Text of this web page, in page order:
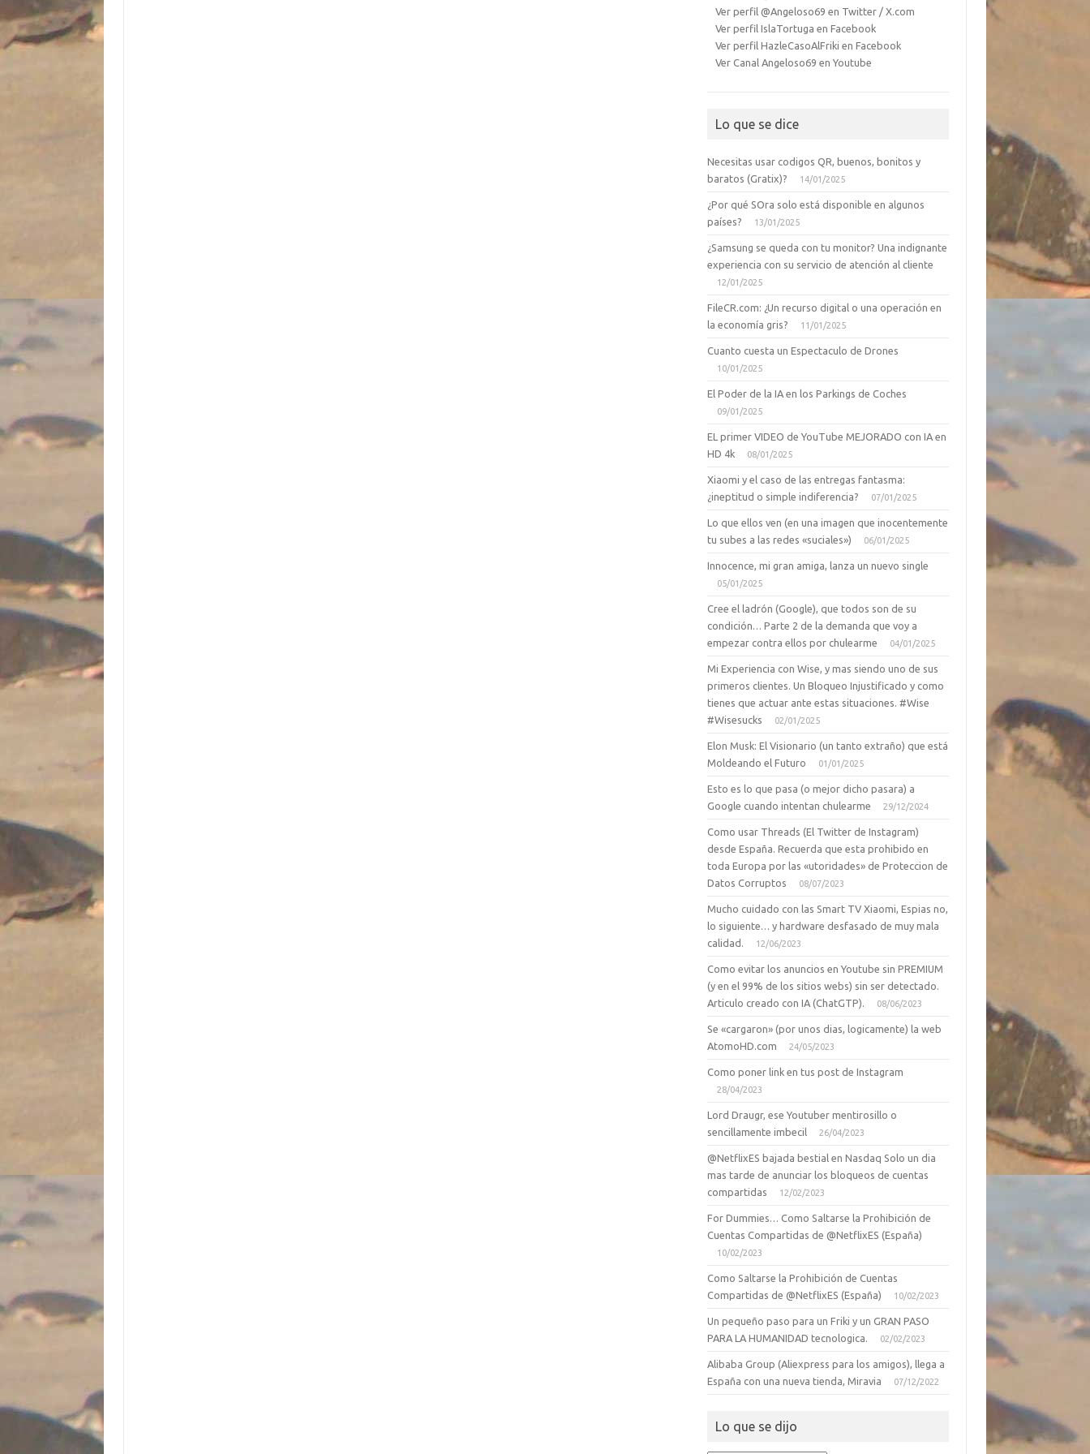
Ver perfil @Angeloso69 en Twitter / X.com
Ver perfil IslaTortuga en Facebook
Ver perfil HazleCasoAlFriki en Facebook
Ver Canal Angeloso69 en Youtube
Lo que se dice
Necesitas usar codigos QR, buenos, bonitos y
baratos (Gratix)?
14/01/2025
¿Por qué SOra solo está disponible en algunos
países?
13/01/2025
¿Samsung se queda con tu monitor? Una indignante
experiencia con su servicio de atención al cliente
12/01/2025
FileCR.com: ¿Un recurso digital o una operación en
la economía gris?
11/01/2025
Cuanto cuesta un Espectaculo de Drones
10/01/2025
El Poder de la IA en los Parkings de Coches
09/01/2025
EL primer VIDEO de YouTube MEJORADO con IA en
HD 4k
08/01/2025
Xiaomi y el caso de las entregas fantasma:
¿ineptitud o simple indiferencia?
07/01/2025
Lo que ellos ven (en una imagen que inocentemente
tu subes a las redes «suciales»)
06/01/2025
Innocence, mi gran amiga, lanza un nuevo single
05/01/2025
Cree el ladrón (Google), que todos son de su
condición… Parte 2 de la demanda que voy a
empezar contra ellos por chulearme
04/01/2025
Mi Experiencia con Wise, y mas siendo uno de sus
primeros clientes. Un Bloqueo Injustificado y como
tienes que actuar ante estas situaciones. #Wise
#Wisesucks
02/01/2025
Elon Musk: El Visionario (un tanto extraño) que está
Moldeando el Futuro
01/01/2025
Esto es lo que pasa (o mejor dicho pasara) a
Google cuando intentan chulearme
29/12/2024
Como usar Threads (El Twitter de Instagram)
desde España. Recuerda que esta prohibido en
toda Europa por las «utoridades» de Proteccion de
Datos Corruptos
08/07/2023
Mucho cuidado con las Smart TV Xiaomi, Espias no,
lo siguiente… y hardware desfasado de muy mala
calidad.
12/06/2023
Como evitar los anuncios en Youtube sin PREMIUM
(y en el 99% de los sitios webs) sin ser detectado.
Articulo creado con IA (ChatGTP).
08/06/2023
Se «cargaron» (por unos dias, logicamente) la web
AtomoHD.com
24/05/2023
Como poner link en tus post de Instagram
28/04/2023
Lord Draugr, ese Youtuber mentirosillo o
sencillamente imbecil
26/04/2023
@NetflixES bajada bestial en Nasdaq Solo un dia
mas tarde de anunciar los bloqueos de cuentas
compartidas
12/02/2023
For Dummies… Como Saltarse la Prohibición de
Cuentas Compartidas de @NetflixES (España)
10/02/2023
Como Saltarse la Prohibición de Cuentas
Compartidas de @NetflixES (España)
10/02/2023
Un pequeño paso para un Friki y un GRAN PASO
PARA LA HUMANIDAD tecnologica.
02/02/2023
Alibaba Group (Aliexpress para los amigos), llega a
España con una nueva tienda, Miravia
07/12/2022
Lo que se dijo